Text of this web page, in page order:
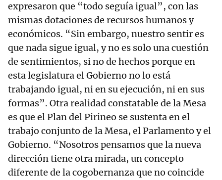
expresaron que “todo seguía igual”, con las
mismas dotaciones de recursos humanos y
económicos. “Sin embargo, nuestro sentir es
que nada sigue igual, y no es solo una cuestión
de sentimientos, si no de hechos porque en
esta legislatura el Gobierno no lo está
trabajando igual, ni en su ejecución, ni en sus
formas”. Otra realidad constatable de la Mesa
es que el Plan del Pirineo se sustenta en el
trabajo conjunto de la Mesa, el Parlamento y el
Gobierno. “Nosotros pensamos que la nueva
dirección tiene otra mirada, un concepto
diferente de la cogobernanza que no coincide